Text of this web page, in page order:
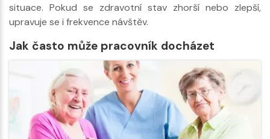
situace. Pokud se zdravotní stav zhorší nebo zlepší,
upravuje se i frekvence návštěv.
Jak často může pracovník docházet